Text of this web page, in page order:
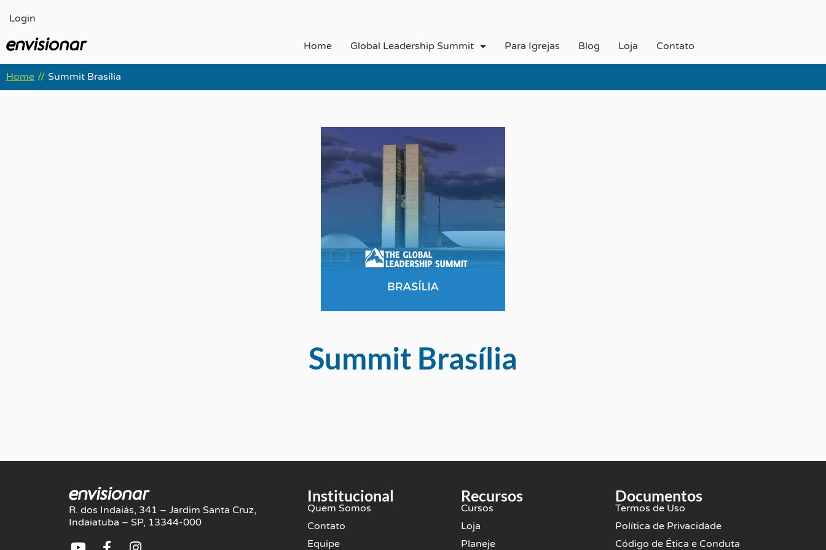
para
conteúdo
Login
Home Global Leadership Summit Para Igrejas Blog Loja Contato
Home // Summit Brasília
Summit Brasília
R. dos Indaiás, 341 – Jardim Santa Cruz,
Indaiatuba – SP, 13344-000
Institucional
Quem Somos
Contato
Equipe
Recursos
Cursos
Loja
Planeje
Documentos
Termos de Uso
Política de Privacidade
Código de Ética e Conduta